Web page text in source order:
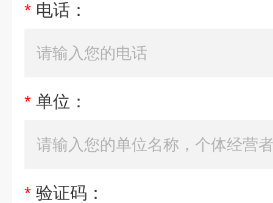
* 电话：
* 单位：
* 验证码：